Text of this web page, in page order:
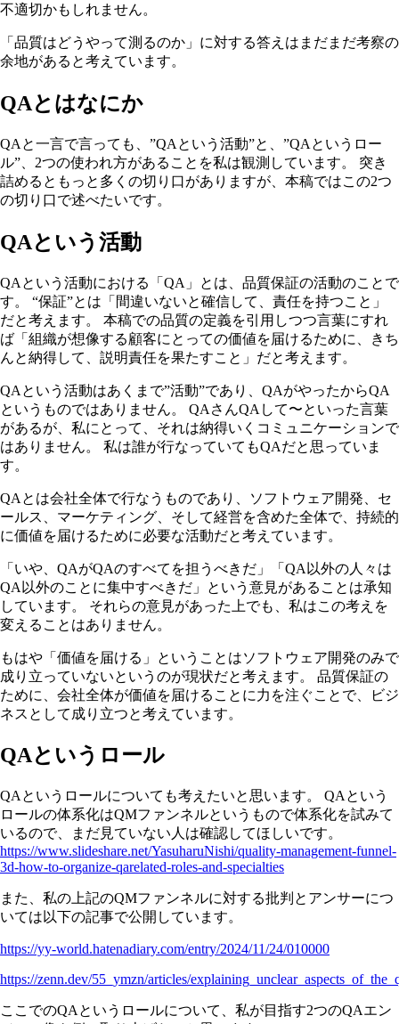
不適切かもしれません。
「品質はどうやって測るのか」に対する答えはまだまだ考察の
余地があると考えています。
QAとはなにか
QAと一言で言っても、”QAという活動”と、”QAというロー
ル”、2つの使われ方があることを私は観測しています。 突き
詰めるともっと多くの切り口がありますが、本稿ではこの2つ
の切り口で述べたいです。
QAという活動
QAという活動における「QA」とは、品質保証の活動のことで
す。 “保証”とは「間違いないと確信して、責任を持つこと」
だと考えます。 本稿での品質の定義を引用しつつ言葉にすれ
ば「組織が想像する顧客にとっての価値を届けるために、きち
んと納得して、説明責任を果たすこと」だと考えます。
QAという活動はあくまで”活動”であり、QAがやったからQA
というものではありません。 QAさんQAして〜といった言葉
があるが、私にとって、それは納得いくコミュニケーションで
はありません。 私は誰が行なっていてもQAだと思っていま
す。
QAとは会社全体で行なうものであり、ソフトウェア開発、セ
ールス、マーケティング、そして経営を含めた全体で、持続的
に価値を届けるために必要な活動だと考えています。
「いや、QAがQAのすべてを担うべきだ」「QA以外の人々は
QA以外のことに集中すべきだ」という意見があることは承知
しています。 それらの意見があった上でも、私はこの考えを
変えることはありません。
もはや「価値を届ける」ということはソフトウェア開発のみで
成り立っていないというのが現状だと考えます。 品質保証の
ために、会社全体が価値を届けることに力を注ぐことで、ビジ
ネスとして成り立つと考えています。
QAというロール
QAというロールについても考えたいと思います。 QAという
ロールの体系化はQMファンネルというもので体系化を試みて
いるので、まだ見ていない人は確認してほしいです。
https://www.slideshare.net/YasuharuNishi/quality-management-funnel-
3d-how-to-organize-qarelated-roles-and-specialties
また、私の上記のQMファンネルに対する批判とアンサーにつ
いては以下の記事で公開しています。
https://yy-world.hatenadiary.com/entry/2024/11/24/010000
https://zenn.dev/55_ymzn/articles/
ここでのQAというロールについて、私が目指す2つのQAエン